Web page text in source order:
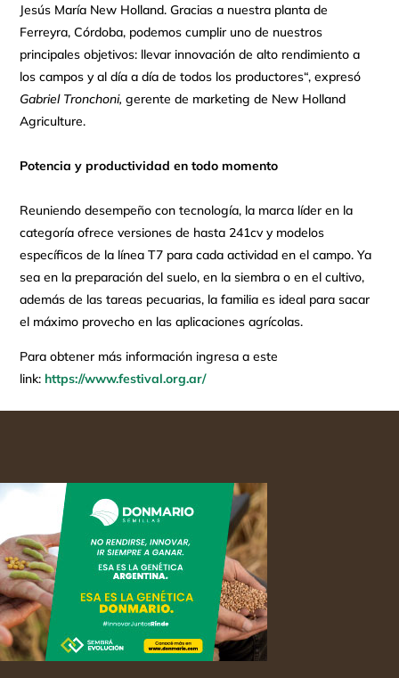
Jesús María New Holland. Gracias a nuestra planta de
Ferreyra, Córdoba, podemos cumplir uno de nuestros
principales objetivos: llevar innovación de alto rendimiento a
los campos y al día a día de todos los productores“, expresó
Gabriel Tronchoni, gerente de marketing de New Holland
Agriculture.
Potencia y productividad en todo momento
Reuniendo desempeño con tecnología, la marca líder en la
categoría ofrece versiones de hasta 241cv y modelos
específicos de la línea T7 para cada actividad en el campo. Ya
sea en la preparación del suelo, en la siembra o en el cultivo,
además de las tareas pecuarias, la familia es ideal para sacar
el máximo provecho en las aplicaciones agrícolas.
Para obtener más información ingresa a este
link: https://www.festival.org.ar/